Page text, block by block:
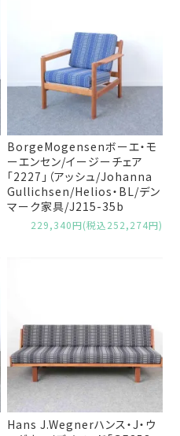
BorgeMogensenボーエ・モ
ーエンセン/イージーチェア
「2227」（アッシュ/Johanna
Gullichsen/Helios・BL/デン
マーク家具/J215-35b
229,340円(税込252,274円)
Hans J.Wegnerハンス・J・ウ